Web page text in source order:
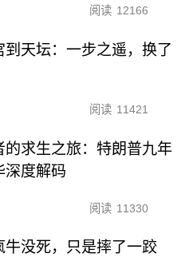
阅读 12166
到天坛：一步之遥，换了
阅读 11421
的求生之旅：特朗普九年
深度解码
阅读 11330
牛没死，只是摔了一跤